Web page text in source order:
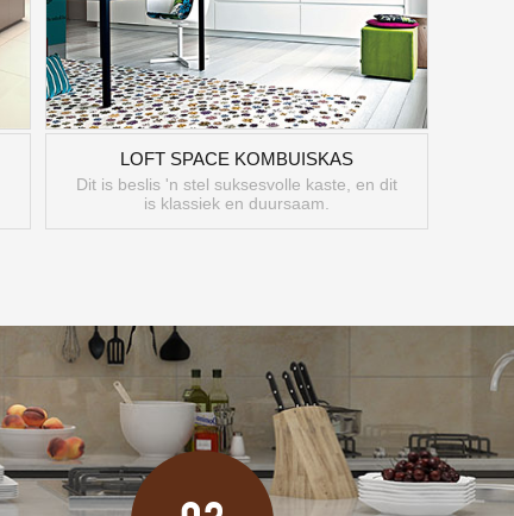
LOFT SPACE KOMBUISKAS
Dit is beslis 'n stel suksesvolle kaste, en dit
is klassiek en duursaam.